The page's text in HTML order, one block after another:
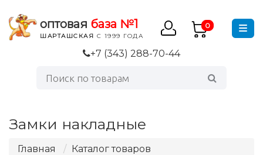
оптовая база №1
ШАРТАШСКАЯ С 1999 ГОДА
0
+7 (343) 288-70-44
Замки накладные
Главная
Каталог товаров